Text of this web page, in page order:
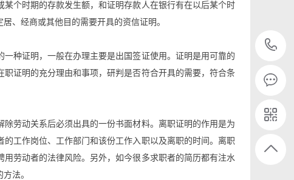
个时期的存款发生额，和证明存款人在银行有在以后某个时
、经商或其他目的需要开具的资信证明。
种证明，一般在办理主要是出国签证使用。证明是用可靠的
证明的充分理由和事项，研判是否符合开具的需要，符合条
劳动关系后必须出具的一份书面材料。离职证明的作用是为
工作岗位、工作部门和该份工作入职以及离职的时间。离职
劳动者的法律风险。另外，如今很多求职者的简历都有注水
法。